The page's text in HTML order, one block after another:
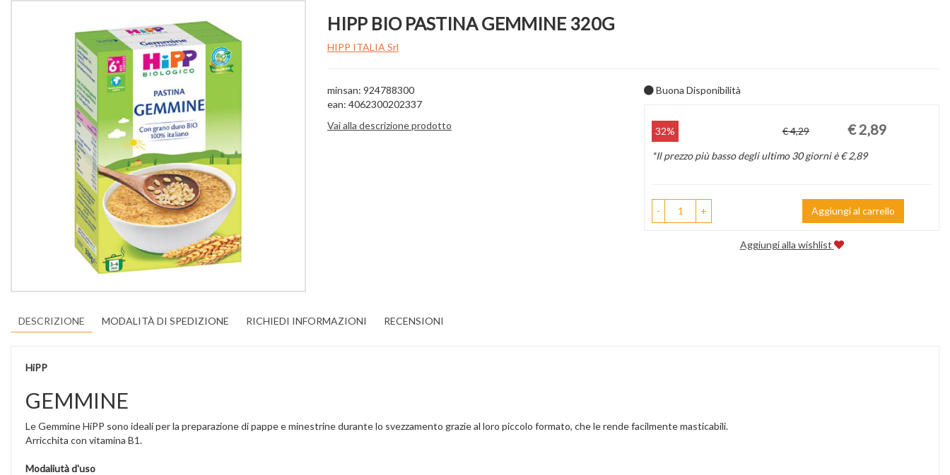
HIPP BIO PASTINA GEMMINE 320G
HIPP ITALIA Srl
minsan: 924788300
ean: 4062300202337
Vai alla descrizione prodotto
Buona Disponibilità
Sconto
del
32% € 4,29
Prezzo
scontato
€ 2,89
*Il prezzo più basso degli ultimo 30 giorni è € 2,89
- + Aggiungi al carrello
Aggiungi alla wishlist
DESCRIZIONE MODALITÀ DI SPEDIZIONE RICHIEDI INFORMAZIONI RECENSIONI
HiPP
GEMMINE
Le Gemmine HiPP sono ideali per la preparazione di pappe e minestrine durante lo svezzamento grazie al loro piccolo formato, che le rende facilmente masticabili.
Arricchita con vitamina B1.
Modaliutà d'uso